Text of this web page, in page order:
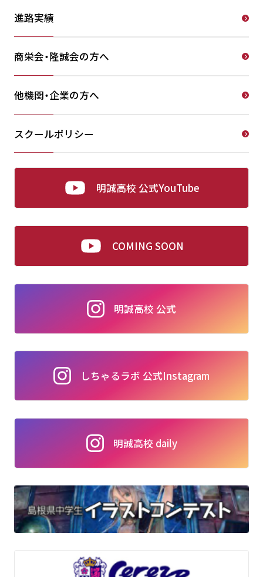
進路実績
商栄会・隆誠会の方へ
他機関・企業の方へ
スクールポリシー
明誠高校 公式YouTube
COMING SOON
明誠高校 公式
しちゃるラボ 公式Instagram
明誠高校 daily